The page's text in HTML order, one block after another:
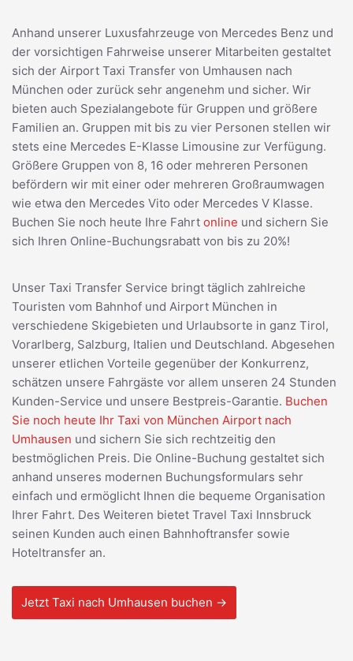
Anhand unserer Luxusfahrzeuge von Mercedes Benz und
der vorsichtigen Fahrweise unserer Mitarbeiten gestaltet
sich der Airport Taxi Transfer von Umhausen nach
München oder zurück sehr angenehm und sicher. Wir
bieten auch Spezialangebote für Gruppen und größere
Familien an. Gruppen mit bis zu vier Personen stellen wir
stets eine Mercedes E-Klasse Limousine zur Verfügung.
Größere Gruppen von 8, 16 oder mehreren Personen
befördern wir mit einer oder mehreren Großraumwagen
wie etwa den Mercedes Vito oder Mercedes V Klasse.
Buchen Sie noch heute Ihre Fahrt online und sichern Sie
sich Ihren Online-Buchungsrabatt von bis zu 20%!
Unser Taxi Transfer Service bringt täglich zahlreiche
Touristen vom Bahnhof und Airport München in
verschiedene Skigebieten und Urlaubsorte in ganz Tirol,
Vorarlberg, Salzburg, Italien und Deutschland. Abgesehen
unserer etlichen Vorteile gegenüber der Konkurrenz,
schätzen unsere Fahrgäste vor allem unseren 24 Stunden
Kunden-Service und unsere Bestpreis-Garantie. Buchen
Sie noch heute Ihr Taxi von München Airport nach
Umhausen und sichern Sie sich rechtzeitig den
bestmöglichen Preis. Die Online-Buchung gestaltet sich
anhand unseres modernen Buchungsformulars sehr
einfach und ermöglicht Ihnen die bequeme Organisation
Ihrer Fahrt. Des Weiteren bietet Travel Taxi Innsbruck
seinen Kunden auch einen Bahnhoftransfer sowie
Hoteltransfer an.
Jetzt Taxi nach Umhausen buchen →